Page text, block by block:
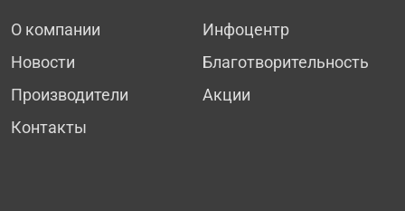
О компании
Новости
Производители
Контакты
Инфоцентр
Благотворительность
Акции